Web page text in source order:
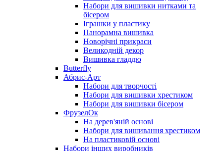
Набори для вишивки нитками та
бісером
Іграшки у пластику
Панорамна вишивка
Новорічні прикраси
Великодній декор
Вишивка гладдю
Butterfly
Абрис-Арт
Набори для творчості
Набори для вишивки хрестиком
Набори для вишивки бісером
ФрузелОк
На дерев'яній основі
Набори для вишивання хрестиком
На пластиковій основі
Набори інших виробників